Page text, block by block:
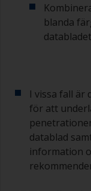
Undvik att
eftersom
Gamla
vara
Metallmått
även
och
blanda
I vissa fall är
för att
datablad
information